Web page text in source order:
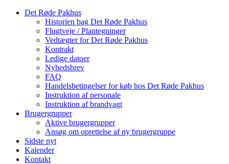
Det Røde Pakhus
Historien bag Det Røde Pakhus
Flugtveje / Plantegninger
Vedtægter for Det Røde Pakhus
Kontrakt
Ledige datoer
Nyhedsbrev
FAQ
Handelsbetingelser for køb hos Det Røde Pakhus
Instruktion af personale
Instruktion af brandvagt
Brugergrupper
Aktive brugergrupper
Ansøg om oprettelse af ny brugergruppe
Sidste nyt
Kalender
Kontakt